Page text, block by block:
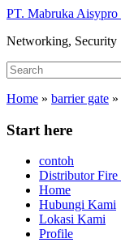
Skip
main
PT. Mabruka Aisypro
Networking, Security
Search
for:
Home » barrier gate »
Start here
contoh
Distributor Fire
Home
Hubungi Kami
Lokasi Kami
Profile